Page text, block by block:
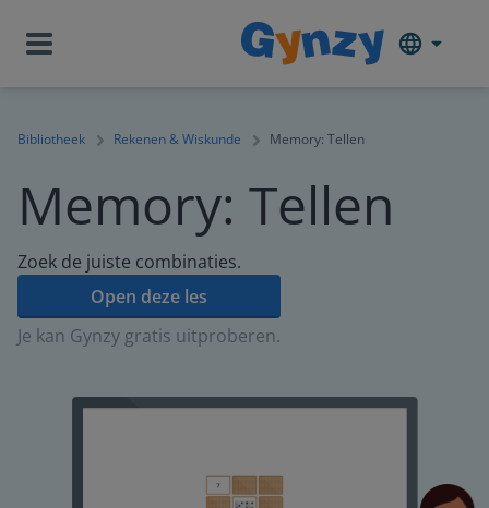
Bibliotheek Rekenen & Wiskunde Memory: Tellen
Memory: Tellen
Zoek de juiste combinaties.
Open deze les
Je kan Gynzy gratis uitproberen.